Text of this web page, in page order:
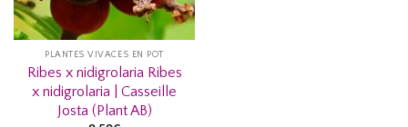
PLANTES VIVACES EN POT
Ribes x nidigrolaria Ribes
x nidigrolaria | Casseille
Josta (Plant AB)